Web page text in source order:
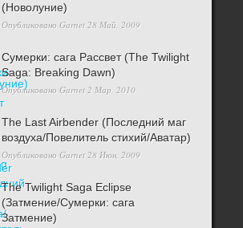
(Новолуние)
Опубликовано Garnet28 Май, 2009
Сумерки: cага Рассвет (The Twilight
Saga: Breaking Dawn)
Опубликовано Garnet2 Мар, 2010
The Last Airbender (Последний маг
воздуха/Повелитель стихий/Аватар)
Опубликовано Garnet28 Июн, 2009
The Twilight Saga Eclipse
(Затмение/Сумерки: сага
Затмение)